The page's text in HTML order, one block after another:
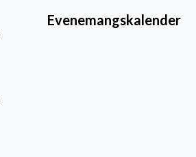
Evenemangskalender